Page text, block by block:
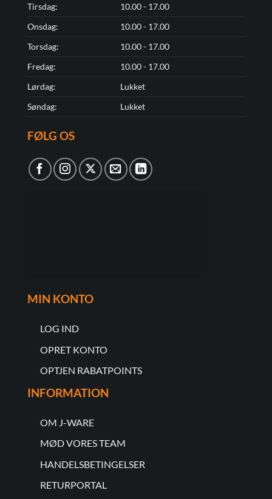
Tirsdag:
10.00 - 17.00
Onsdag:
10.00 - 17.00
Torsdag:
10.00 - 17.00
Fredag:
10.00 - 17.00
Lørdag:
Lukket
Søndag:
Lukket
FØLG OS
MIN KONTO
LOG IND
OPRET KONTO
OPTJEN RABATPOINTS
INFORMATION
OM J-WARE
MØD VORES TEAM
HANDELSBETINGELSER
RETURPORTAL